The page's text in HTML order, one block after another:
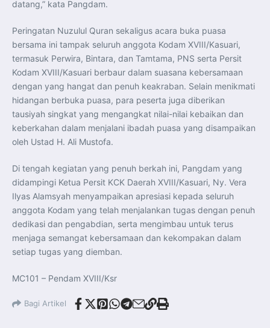
datang,” kata Pangdam.
Peringatan Nuzulul Quran sekaligus acara buka puasa
bersama ini tampak seluruh anggota Kodam XVIII/Kasuari,
termasuk Perwira, Bintara, dan Tamtama, PNS serta Persit
Kodam XVIII/Kasuari berbaur dalam suasana kebersamaan
dengan yang hangat dan penuh keakraban. Selain menikmati
hidangan berbuka puasa, para peserta juga diberikan
tausiyah singkat yang mengangkat nilai-nilai kebaikan dan
keberkahan dalam menjalani ibadah puasa yang disampaikan
oleh Ustad H. Ali Mustofa.
Di tengah kegiatan yang penuh berkah ini, Pangdam yang
didampingi Ketua Persit KCK Daerah XVIII/Kasuari, Ny. Vera
Ilyas Alamsyah menyampaikan apresiasi kepada seluruh
anggota Kodam yang telah menjalankan tugas dengan penuh
dedikasi dan pengabdian, serta mengimbau untuk terus
menjaga semangat kebersamaan dan kekompakan dalam
setiap tugas yang diemban.
MC101 – Pendam XVIII/Ksr
Bagi Artikel